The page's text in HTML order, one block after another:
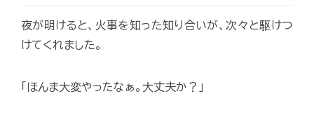
夜が明けると、火事を知った知り合いが、次々と駆けつ
けてくれました。
「ほんま大変やったなぁ。大丈夫か？」